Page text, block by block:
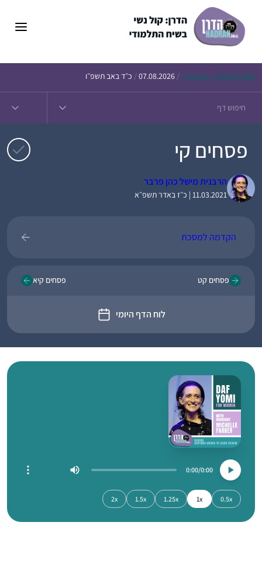
Today’s Daf – זבחים נ״ו /
07.08.2026
/ כ״ד באב תשפ״ו
פסחים קי
הרבנית מישל כהן פרבר
11.03.2021 | כ״ז באדר תשפ״א
הקדמה למסכת
פסחים קט
לוח הדף היומי
פסחים קיא
0:00
0:00
0.5x
1x
1.25x
1.5x
2x